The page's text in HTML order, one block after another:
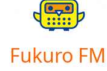
Current
Time0:00
Fukuro FM